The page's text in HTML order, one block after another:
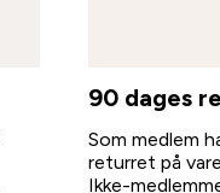
90 dages
Som medlem
returret på
Ikke-